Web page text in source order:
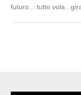
futuro... tutto